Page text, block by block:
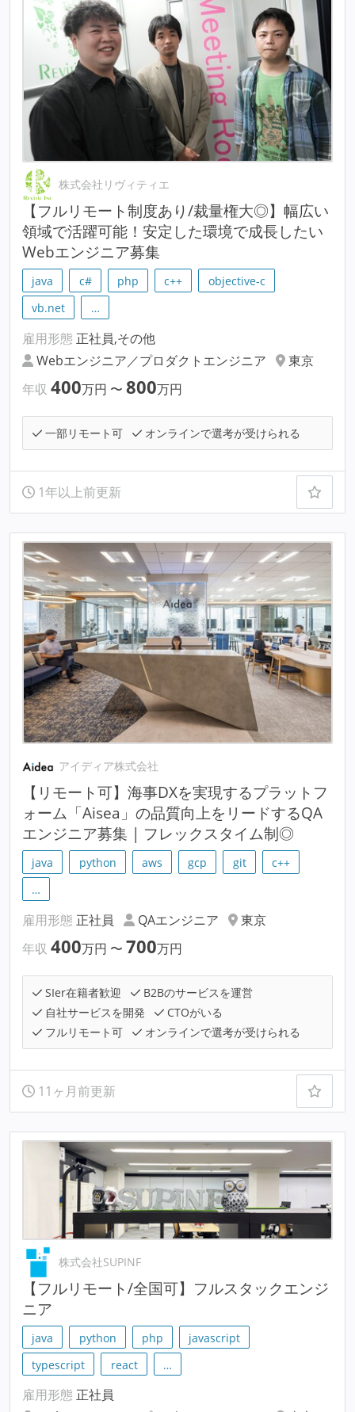
株式会社リヴィティエ
【フルリモート制度あり/裁量権大◎】幅広い
領域で活躍可能！安定した環境で成長したい
Webエンジニア募集
java c# php c++
objective-c
vb.net
…
雇用形態 正社員,その他
Webエンジニア／プロダクトエンジニア
東京
年収 400万円 〜 800万円
一部リモート可 オンラインで選考が受けられる
1年以上前更新
アイディア株式会社
【リモート可】海事DXを実現するプラットフ
ォーム「Aisea」の品質向上をリードするQA
エンジニア募集 | フレックスタイム制◎
java python aws gcp git
c++
…
雇用形態 正社員 QAエンジニア
東京
年収 400万円 〜 700万円
SIer在籍者歓迎
B2Bのサービスを運営
自社サービスを開発
CTOがいる
フルリモート可
オンラインで選考が受けられる
11ヶ月前更新
株式会社SUPINF
【フルリモート/全国可】フルスタックエンジ
ニア
java python php
javascript
typescript
react …
雇用形態 正社員